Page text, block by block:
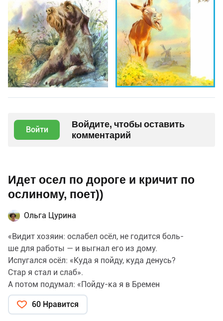
Войти
Войдите, чтобы оставить
комментарий
Идет осел по дороге и кричит по
ослиному, поет))
Ольга Цурина
«Видит хозяин: ослабел осёл, не годится боль-
ше для работы — и выгнал его из дому.
Испугался осёл: «Куда я пойду, куда денусь?
Стар я стал и слаб».
А потом подумал: «Пойду-ка я в Бремен
и стану там уличным музыкантом».
Так и сделал. Пошёл в город Бремен.
60 Нравится